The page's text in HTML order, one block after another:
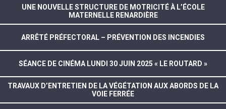
UNE NOUVELLE STRUCTURE DE MOTRICITÉ À L’ÉCOLE
MATERNELLE RENARDIÈRE
ARRÊTÉ PRÉFECTORAL – PRÉVENTION DES INCENDIES
SÉANCE DE CINÉMA LUNDI 30 JUIN 2025 « LE ROUTARD »
TRAVAUX D’ENTRETIEN DE LA VÉGÉTATION AUX ABORDS DE LA
VOIE FERRÉE